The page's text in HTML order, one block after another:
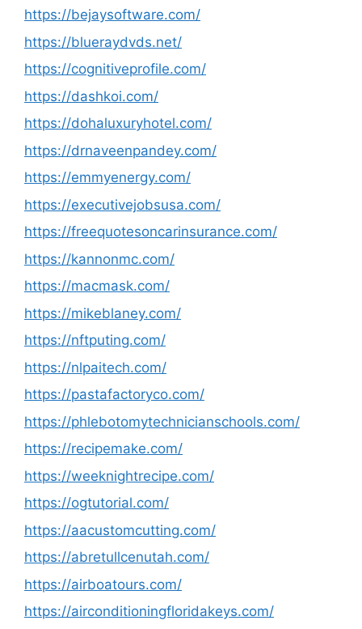
https://bejaysoftware.com/
https://blueraydvds.net/
https://cognitiveprofile.com/
https://dashkoi.com/
https://dohaluxuryhotel.com/
https://drnaveenpandey.com/
https://emmyenergy.com/
https://executivejobsusa.com/
https://freequotesoncarinsurance.com/
https://kannonmc.com/
https://macmask.com/
https://mikeblaney.com/
https://nftputing.com/
https://nlpaitech.com/
https://pastafactoryco.com/
https://phlebotomytechnicianschools.com/
https://recipemake.com/
https://weeknightrecipe.com/
https://ogtutorial.com/
https://aacustomcutting.com/
https://abretullcenutah.com/
https://airboatours.com/
https://airconditioningfloridakeys.com/